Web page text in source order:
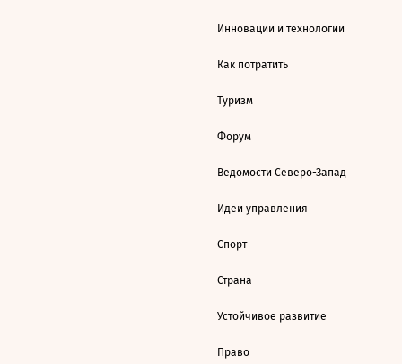
Инновации и технологии
Как потратить
Туризм
Форум
Ведомости Северо-Запад
Идеи управления
Спорт
Страна
Устойчивое развитие
Право